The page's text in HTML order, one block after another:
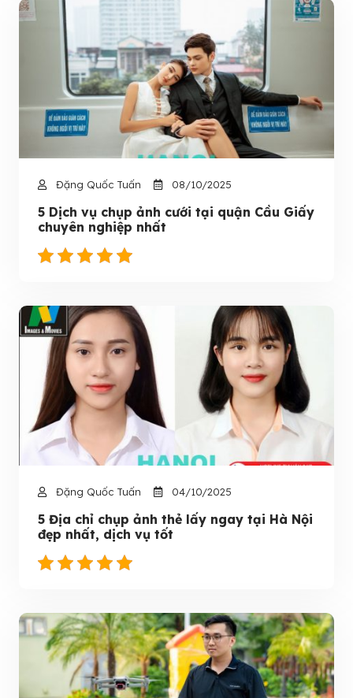
Đặng Quốc Tuấn 08/10/2025
5 Dịch vụ chụp ảnh cưới tại quận Cầu Giấy
chuyên nghiệp nhất
Đặng Quốc Tuấn 04/10/2025
5 Địa chỉ chụp ảnh thẻ lấy ngay tại Hà Nội
đẹp nhất, dịch vụ tốt